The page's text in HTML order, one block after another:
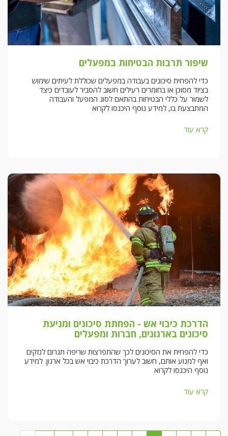
שיפור תרבות הבטיחות במפעלים
כדי להפחית סיכונים בעבודה במפעלים שכוללת לעיתים שימוש
בציוד מסוכן או בחומרים רעילים חשוב להסביר לעובדים כיצד
לשמור על כללי הבטיחות בהתאם לסוג המפעל והעבודה
המתבצעת בו, למידע נוסף היכנסו לקרוא
קרא עוד
הדרכת כיבוי אש - הפחתת סיכונים ומניעת
סיכונים בארגונים, חברות ומפעלים
כדי להפחית את הסיכונים לכך שהתפרצות שריפה תגרום לנזקים
ואף למנוע אותם, חשוב לערוך הדרכת כיבוי אש בכל ארגון. למידע
נוסף היכנסו לקרוא
קרא עוד